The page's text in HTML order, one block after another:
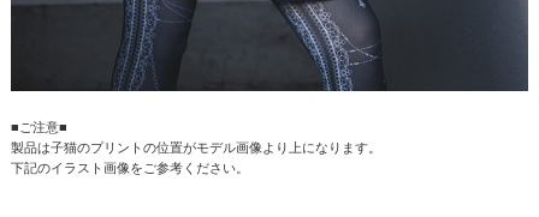
■ご注意■
製品は子猫のプリントの位置がモデル画像より上になります。
下記のイラスト画像をご参考ください。